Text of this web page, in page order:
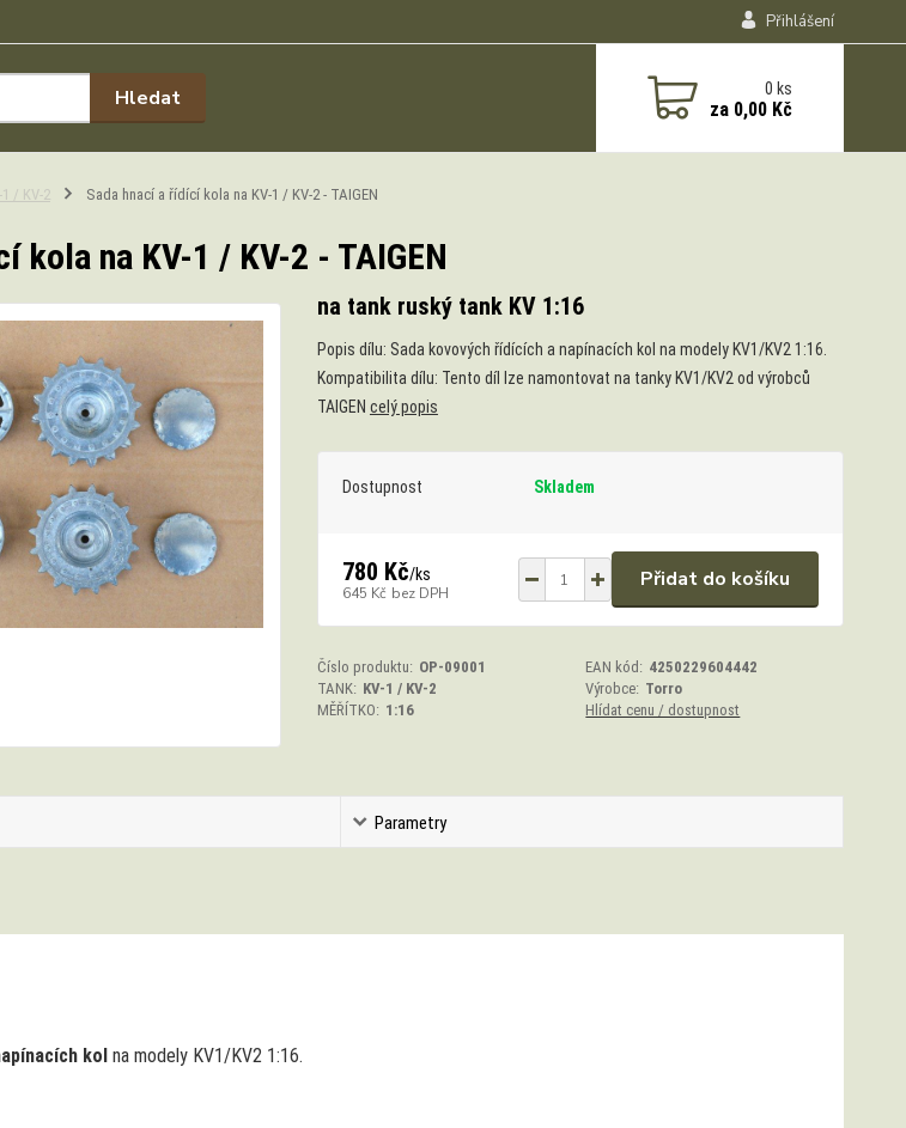
Přihlášení
Hledat 0ks
za 0,00 Kč
1 / KV-2 Sada hnací a řídící kola na KV-1 / KV-2 - TAIGEN
kola na KV-1 / KV-2 - TAIGEN
na tank ruský tank KV 1:16
Popis dílu: Sada kovových řídících a napínacích kol na modely KV1/KV2 1:16.
Kompatibilita dílu: Tento díl lze namontovat na tanky KV1/KV2 od výrobců
TAIGEN celý popis
Dostupnost Skladem
780 Kč/ks
645 Kč bez DPH
Přidat do košíku
Číslo produktu: OP-09001 EAN kód: 4250229604442
TANK: KV-1 / KV-2 Výrobce: Torro
MĚŘÍTKO: 1:16 Hlídat cenu / dostupnost
Parametry
kolna modely KV1/KV2 1:16.